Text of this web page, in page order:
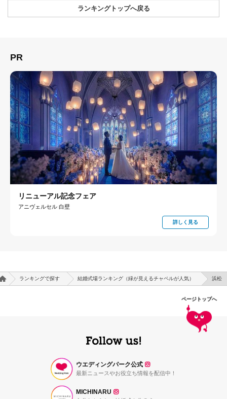
ランキングトップへ戻る
PR
リニューアル記念フェア
アニヴェルセル 白壁
詳しく見る
ランキングで探す 結婚式場ランキング（緑が見えるチャペルが人気） 浜松
ページトップへ
ウエディングパーク公式
最新ニュースやお役立ち情報を配信中！
MICHINARU